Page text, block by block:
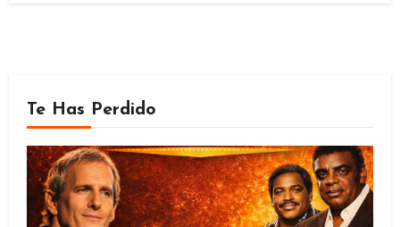
Te Has Perdido